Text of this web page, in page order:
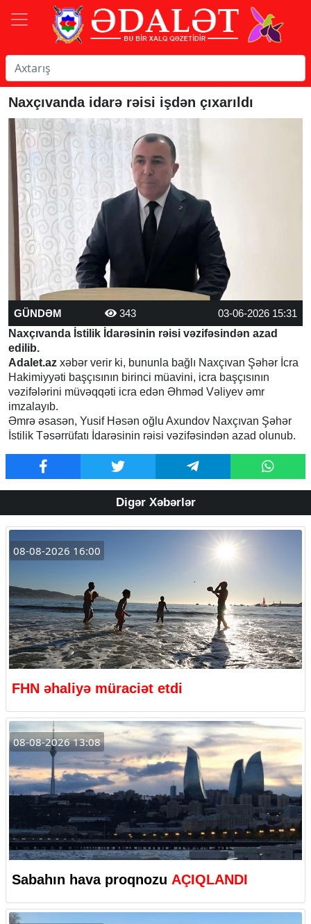
Naxçıvanda idarə rəisi işdən çıxarıldı
GÜNDƏM 343
03-06-2026 15:31
Naxçıvanda İstilik İdarəsinin rəisi vəzifəsindən azad
edilib.
Adalet.az xəbər verir ki, bununla bağlı Naxçıvan Şəhər İcra
Hakimiyyəti başçısının birinci müavini, icra başçısının
vəzifələrini müvəqqəti icra edən Əhməd Vəliyev əmr
imzalayıb.
Əmrə əsasən, Yusif Həsən oğlu Axundov Naxçıvan Şəhər
İstilik Təsərrüfatı İdarəsinin rəisi vəzifəsindən azad olunub.
Digər Xəbərlər
08-08-2026 16:00
FHN əhaliyə müraciət etdi
08-08-2026 13:08
Sabahın hava proqnozu AÇIQLANDI